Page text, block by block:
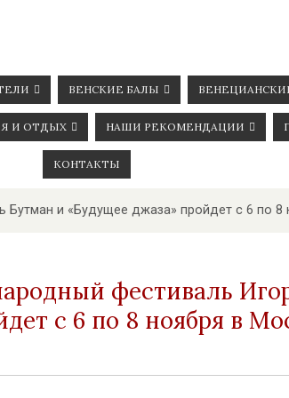
ВЕНСКИЕ БАЛЫ
И ОТДЫХ НАШИ РЕКОМЕНДАЦИИ
КОНТАКТЫ
и «Будущее джаза» пройдет с 6 по 8
фестиваль
с 6 по 8 ноября в